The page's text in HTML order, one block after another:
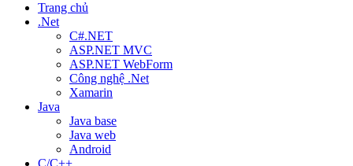
Trang chủ
.Net
C#.NET
ASP.NET MVC
ASP.NET WebForm
Công nghệ .Net
Xamarin
Java
Java base
Java web
Android
C/C++